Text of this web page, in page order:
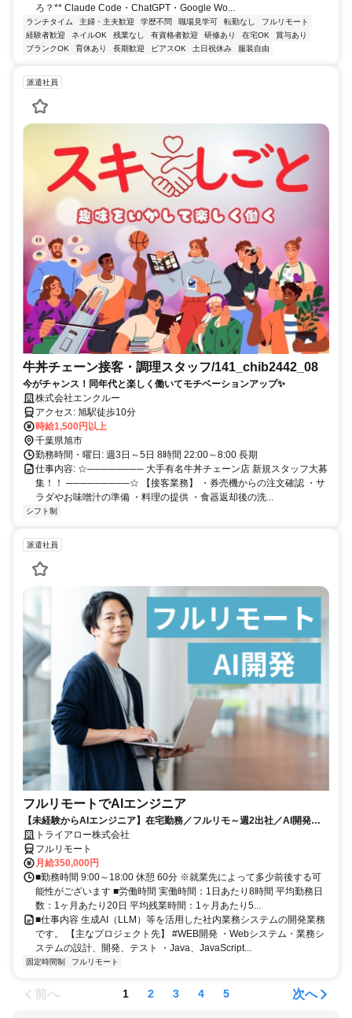
ろ？** Claude Code・ChatGPT・Google Wo...
ランチタイム 主婦・主夫歓迎 学歴不問 職場見学可 転勤なし
フルリモート
経験者歓迎
ネイルOK 残業なし 有資格者歓迎 研修あり 在宅OK
賞与あり
ブランクOK
育休あり 長期歓迎 ピアスOK 土日祝休み 服装自由
派遣社員
牛丼チェーン接客・調理スタッフ/141_chib2442_08
今がチャンス！同年代と楽しく働いてモチベーションアップ✨
株式会社エンクルー
アクセス: 旭駅徒歩10分
時給1,500円以上
千葉県旭市
勤務時間・曜日: 週3日～5日 8時間 22:00～8:00 長期
仕事内容: ☆──────── 大手有名牛丼チェーン店 新規スタッフ大募
集！！ ─────────☆ 【接客業務】 ・券売機からの注文確認 ・サ
ラダやお味噌汁の準備 ・料理の提供 ・食器返却後の洗...
シフト制
派遣社員
フルリモートでAIエンジニア
【未経験からAIエンジニア】在宅勤務／フルリモ～週2出社／AI開発を
仕事にする
トライアロー株式会社
フルリモート
月給350,000円
■勤務時間 9:00～18:00 休憩 60分 ※就業先によって多少前後する可
能性がございます ■労働時間 実働時間：1日あたり8時間 平均勤務日
数：1ヶ月あたり20日 平均残業時間：1ヶ月あたり5...
■仕事内容 生成AI（LLM）等を活用した社内業務システムの開発業務
です。 【主なプロジェクト先】 #WEB開発 ・Webシステム・業務シ
ステムの設計、開発、テスト ・Java、JavaScript...
固定時間制 フルリモート
前へ 1 2 3 4 5 次へ